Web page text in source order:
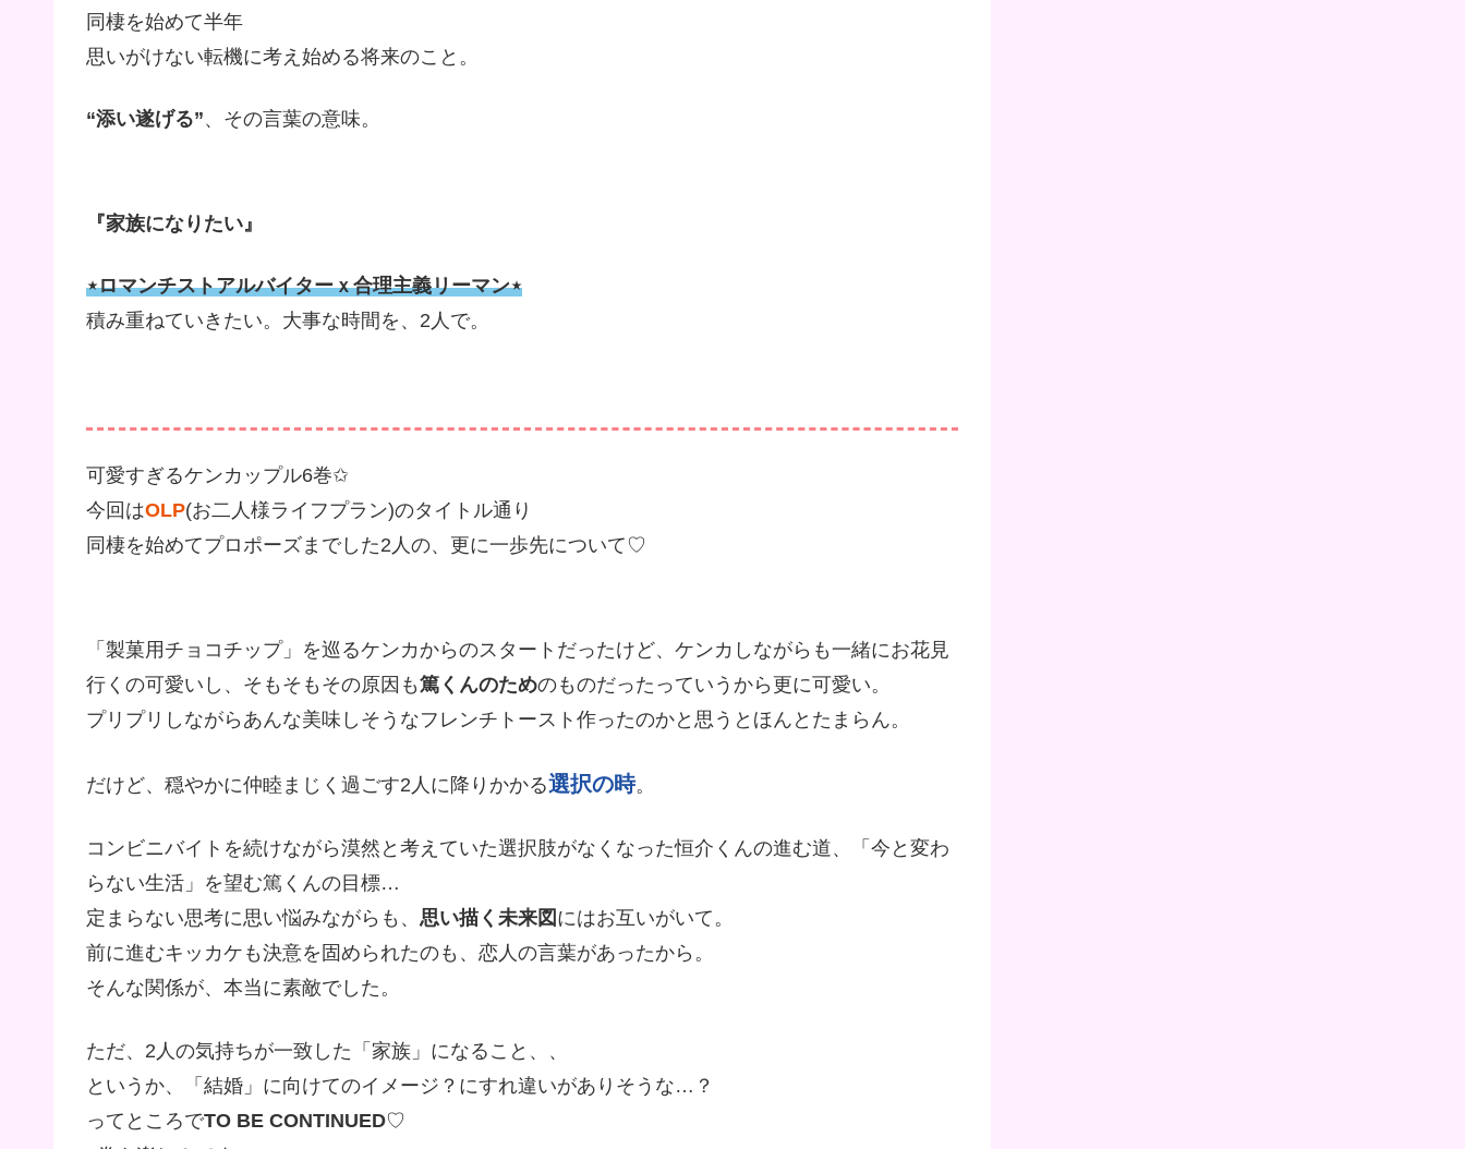
同棲を始めて半年
思いがけない転機に考え始める将来のこと。
“添い遂げる”、その言葉の意味。
『家族になりたい』
⋆ロマンチストアルバイターｘ合理主義リーマン⋆
積み重ねていきたい。大事な時間を、2人で。
可愛すぎるケンカップル6巻✩
今回はOLP(お二人様ライフプラン)のタイトル通り
同棲を始めてプロポーズまでした2人の、更に一歩先について♡
「製菓用チョコチップ」を巡るケンカからのスタートだったけど、ケンカしながらも一緒にお花見
行くの可愛いし、そもそもその原因も篤くんのためのものだったっていうから更に可愛い。
プリプリしながらあんな美味しそうなフレンチトースト作ったのかと思うとほんとたまらん。
だけど、穏やかに仲睦まじく過ごす2人に降りかかる選択の時。
コンビニバイトを続けながら漠然と考えていた選択肢がなくなった恒介くんの進む道、「今と変わ
らない生活」を望む篤くんの目標…
定まらない思考に思い悩みながらも、 思い描く未来図 にはお互いがいて。
前に進むキッカケも決意を固められたのも、恋人の言葉があったから。
そんな関係が、本当に素敵でした。
ただ、2人の気持ちが一致した「家族」になること、、
というか、「結婚」に向けてのイメージ？にすれ違いがありそうな…？
ってところでTO BE CONTINUED♡